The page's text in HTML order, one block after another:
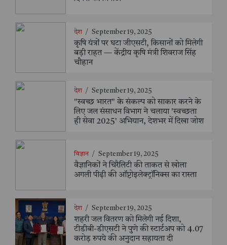
देश / September 19, 2025
कृषि यंत्रों पर घटा जीएसटी, किसानों को मिलेगी
बड़ी राहत — केंद्रीय कृषि मंत्री शिवराज सिंह
चौहान
देश / September 19, 2025
"स्वच्छ भारत" के संकल्प को साकार करने के
लिए जल संसाधन विभाग ने चलाया 'स्वच्छता
ही सेवा 2025' अभियान, देशभर में दिखा जोश
विज्ञान / September 19, 2025
वैज्ञानिकों ने चिरैलिटी की ताकत से खोला
अगली पीढ़ी की ऑप्टोइलेक्ट्रॉनिक्स का रास्ता
देश / September 19, 2025
शहरी जल वितरण को मिलेगी नई दिशा,
टीडीबी-डीएसटी ने पुणे की स्टार्टअप को 4.07
करोड़ रुपये की अनुदान सहायता दी